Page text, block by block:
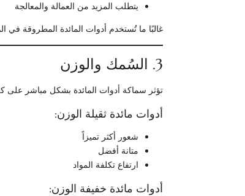
يتطلب المزيد من العمالة والمعالجة
غالبًا ما تُستخدم أدوات المائدة المطروقة في
3. السُمك والوزن
تؤثر سماكة أدوات المائدة بشكل مباشر على
أدوات مائدة ثقيلة الوزن:
شعور أكثر تميزاً
متانة أفضل
ارتفاع تكلفة المواد
أدوات مائدة خفيفة الوزن: